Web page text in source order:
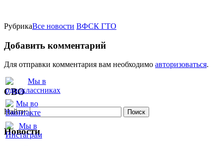
РубрикаВсе новости ВФСК ГТО
Добавить комментарий
Для отправки комментария вам необходимо авторизоваться.
СВО
Найти:
Новости